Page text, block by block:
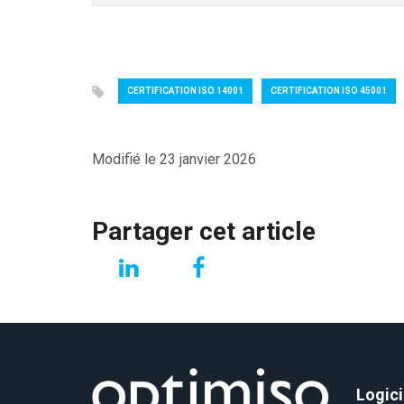
CERTIFICATION ISO 14001 CERTIFICATION ISO 45001
Modifié le 23 janvier 2026
Partager cet article